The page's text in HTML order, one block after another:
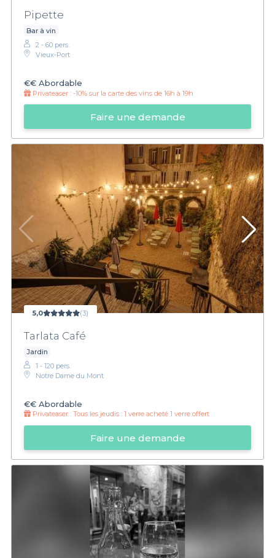
Pipette
Bar à vin
2 - 60 pers.
Vieux-Port
€€ Abordable
Privateaser : -10% sur la carte des vins de 16h à 19h
Faire une demande
5,0 (3)
Tarlata Café
Jardin
1 - 120 pers.
Notre Dame du Mont
€€ Abordable
Privateaser : Tous les jeudis : 1 verre acheté 1 verre offert
Faire une demande